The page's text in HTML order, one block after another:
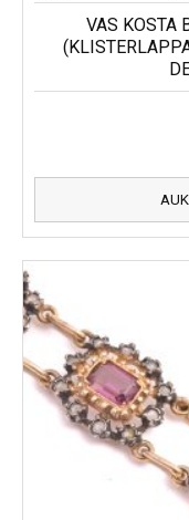
VAS KOSTA